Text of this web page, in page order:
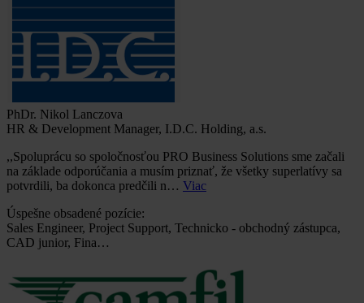
PhDr. Nikol Lanczova
HR & Development Manager, I.D.C. Holding, a.s.
,,Spoluprácu so spoločnosťou PRO Business Solutions sme začali
na základe odporúčania a musím priznať, že všetky superlatívy sa
potvrdili, ba dokonca predčili n… Viac
Úspešne obsadené pozície:
Sales Engineer, Project Support, Technicko - obchodný zástupca,
CAD junior, Fina…